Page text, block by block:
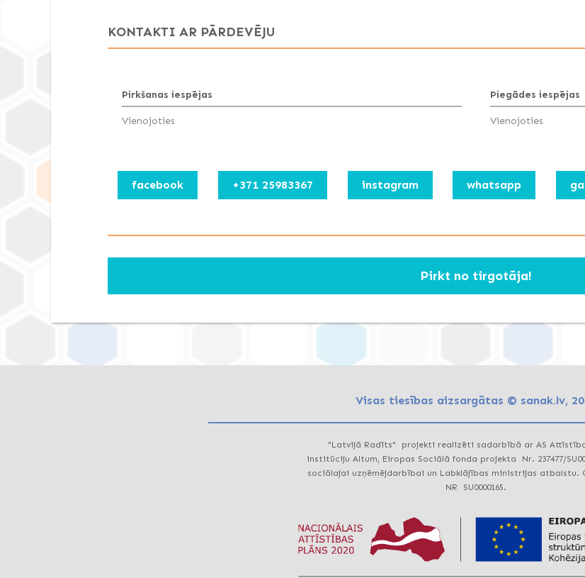
KONTAKTI AR PĀRDEVĒJU
Pirkšanas iespējas
Vienojoties
Piegādes iespējas
Vienojoties
facebook +371 25983367 instagram whatsapp
Pirkt no tirgotāja!
Visas tiesības aizsargātas © sanak.lv,
"Latvijā Radīts" projekti realizēti sadarbībā ar AS
institūciju Altum, Eiropas Sociālā fonda projekta Nr. 237477/
sociālajai uzņēmējdarbībai un Labklājības ministrijas atbalstu.
NR SU0000165.